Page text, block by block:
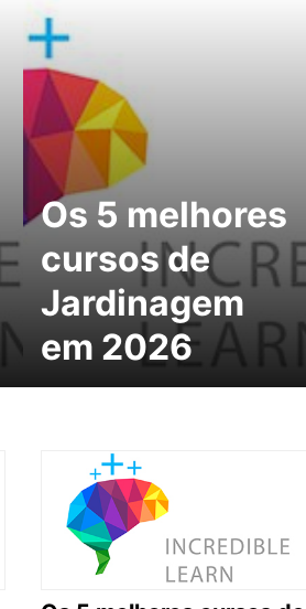
Os 5 melhores
cursos de
Jardinagem
em 2026